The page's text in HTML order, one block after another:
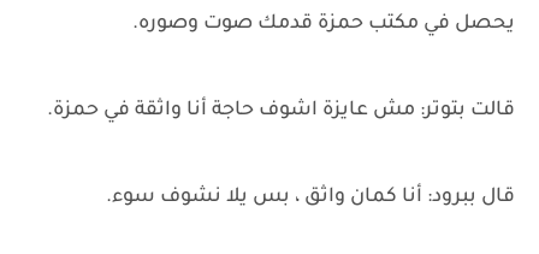
يحصل في مكتب حمزة قدمك صوت وصوره.
قالت بتوتر: مش عايزة اشوف حاجة أنا واثقة في حمزة.
قال ببرود: أنا كمان واثق ، بس يلا نشوف سوء.